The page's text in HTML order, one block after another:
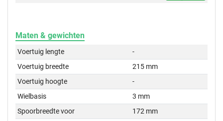
Maten & gewichten
Voertuig lengte
-
Voertuig breedte
215 mm
Voertuig hoogte
-
Wielbasis
3 mm
Spoorbreedte voor
172 mm